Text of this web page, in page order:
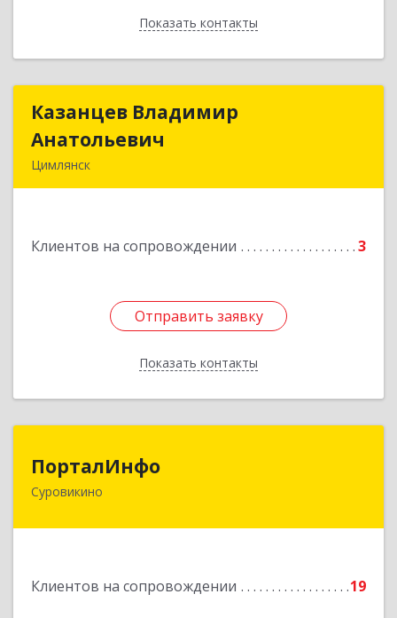
Показать контакты
Назад
Казанцев Владимир
Анатольевич
Цимлянск
Клиентов на сопровождении 3
Отправить заявку
Показать контакты
Казанцев Владимир
Подробнее
Отправить заявку
Назад
ПорталИнфо
Суровикино
Клиентов на сопровождении 19
404414, г.Суровкино Волгоградской обл. ул. 1-й